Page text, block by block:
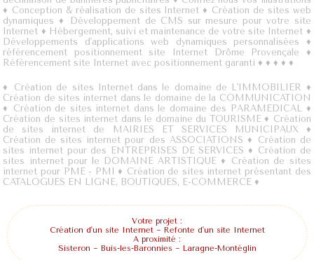
♦ Conception & réalisation de sites Internet ♦ Création de sites web
dynamiques ♦
Développement de CMS sur mesure pour votre site
Internet ♦ Hébergement, suivi et maintenance de votre site Internet ♦
Développements d'applications web dynamiques personnalisées ♦
référencement positionnement site Internet Drôme Provençale ♦
Référencement site Internet avec positionnement garanti ♦♦♦♦♦
♦ Création de sites Internet dans le domaine de L'IMMOBILIER ♦
Création de sites internet dans le domaine de la COMMUNICATION
♦ Création de sites internet dans le domaine des PARAMEDICAL
♦
Création de sites internet dans le domaine du TOURISME♦ Création
de sites internet de MAIRIES ET SERVICES MUNICIPAUX ♦
Création de sites internet pour des ASSOCIATIONS ♦ Création de
sites internet pour des ENTREPRISES DE SERVICES ♦ Création de
sites internet pour le DOMAINE ARTISTIQUE ♦ Création de sites
internet pour PME - PMI
♦ Création de sites internet présentant des
CATALOGUES EN LIGNE, BOUTIQUES, E-COMMERCE ♦
Votre projet :
Création d'un site Internet~ Refonte d'un site Internet
A proximité :
Sisteron ~ Buis-les-Baronnies ~ Laragne-Montéglin